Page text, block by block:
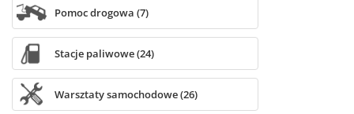
Pomoc drogowa (7)
Stacje paliwowe (24)
Warsztaty samochodowe (26)